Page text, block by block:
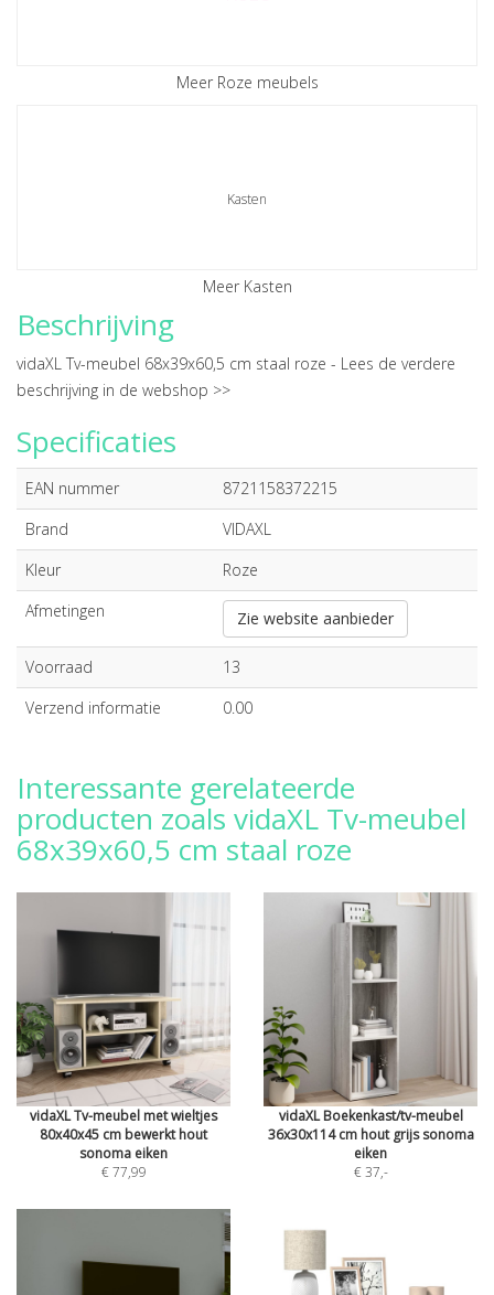
Meer Roze meubels
Kasten
Meer Kasten
Beschrijving
vidaXL Tv-meubel 68x39x60,5 cm staal roze - Lees de verdere
beschrijving in de webshop >>
Specificaties
EAN nummer
8721158372215
Brand
VIDAXL
Kleur
Roze
Afmetingen
Zie website aanbieder
Voorraad
13
Verzend informatie
0.00
Interessante gerelateerde
producten zoals vidaXL Tv-meubel
68x39x60,5 cm staal roze
vidaXL Tv-meubel met wieltjes
80x40x45 cm bewerkt hout
sonoma eiken
€ 77,99
vidaXL Boekenkast/tv-meubel
36x30x114 cm hout grijs sonoma
eiken
€ 37,-